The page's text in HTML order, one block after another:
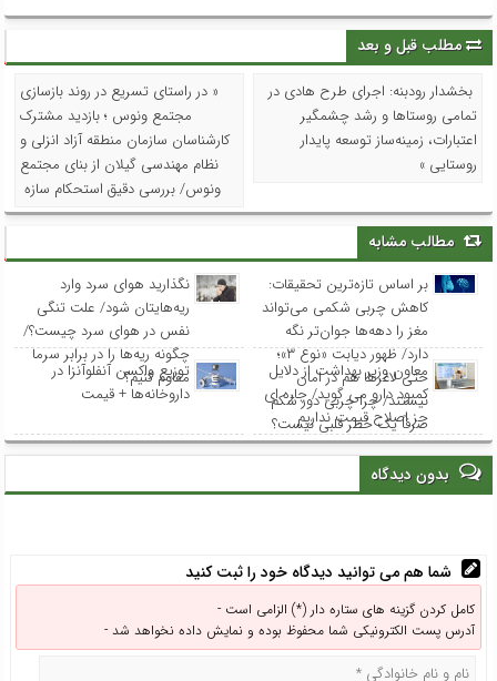
مطلب قبل و بعد
بخشدار رودبنه: اجرای طرح هادی در
تمامی روستاها و رشد چشمگیر
اعتبارات، زمینه‌ساز توسعه پایدار
روستایی »
« در راستای تسریع در روند بازسازی
مجتمع ونوس ؛ بازدید مشترک
کارشناسان سازمان منطقه آزاد انزلی و
نظام مهندسی گیلان از بنای مجتمع
ونوس/ بررسی دقیق استحکام سازه
مطالب مشابه
بر اساس تازه‌ترین تحقیقات:
کاهش چربی شکمی می‌تواند
مغز را دهه‌ها جوان‌تر نگه
دارد/ ظهور دیابت «نوع ۳»؛
حتی لاغرها هم در امان
نیستند/ چرا چربی دور شکم
صرفاً یک خطر قلبی نیست؟
نگذارید هوای سرد وارد
ریه‌هایتان شود/ علت تنگی
نفس در هوای سرد چیست؟/
چگونه ریه‌ها را در برابر سرما
مقاوم کنیم؟
معاون وزیر بهداشت از دلایل
کمبود دارو می گوید/ چاره ای
جز اصلاح قیمت نداریم
توزیع واکسن‌ آنفلوآنزا در
داروخانه‌ها + قیمت
بدون دیدگاه
شما هم می توانید دیدگاه خود را ثبت کنید
کامل کردن گزینه های ستاره دار (*) الزامی است -
آدرس پست الکترونیکی شما محفوظ بوده و نمایش داده نخواهد شد -